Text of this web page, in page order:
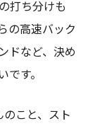
打ち分けも
の高速バック
ドなど、決め
す。
こと、スト